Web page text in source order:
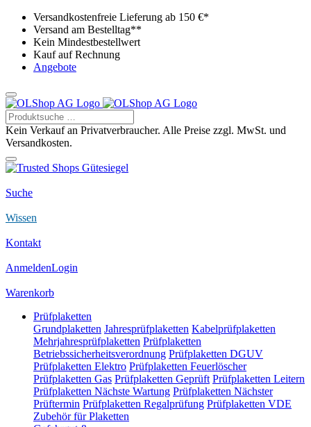
Versandkostenfreie Lieferung ab 150 €*
Versand am Bestelltag**
Kein Mindestbestellwert
Kauf auf Rechnung
Angebote
Kein Verkauf an Privatverbraucher. Alle Preise zzgl. MwSt. und
Versandkosten.
Suche
Wissen
Kontakt
AnmeldenLogin
Warenkorb
Prüfplaketten
Grundplaketten Jahresprüfplaketten Kabelprüfplaketten
Mehrjahresprüfplaketten Prüfplaketten
Betriebssicherheitsverordnung Prüfplaketten DGUV
Prüfplaketten Elektro Prüfplaketten Feuerlöscher
Prüfplaketten Gas Prüfplaketten Geprüft Prüfplaketten Leitern
Prüfplaketten Nächste Wartung Prüfplaketten Nächster
Prüftermin Prüfplaketten Regalprüfung Prüfplaketten VDE
Zubehör für Plaketten